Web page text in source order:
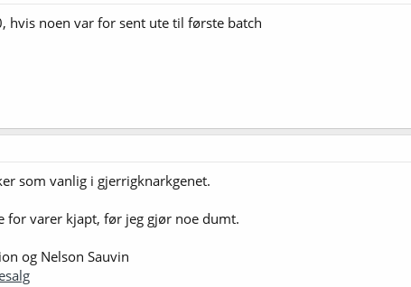
hvis noen var for sent ute til første batch
som vanlig i gjerrigknarkgenet.
for varer kjapt, før jeg gjør noe dumt.
og Nelson Sauvin